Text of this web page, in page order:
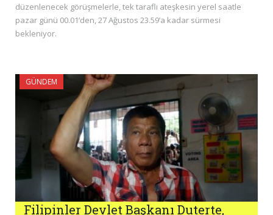
düzenlenecek görüşmelerle, tek taraflı ateşkesin yerel saatle
pazar günü 00.01’den, 27 Ağustos 23.59’a kadar sürmesi
bekleniyor.
GÜNDEM
Filipinler Devlet Başkanı Duterte,